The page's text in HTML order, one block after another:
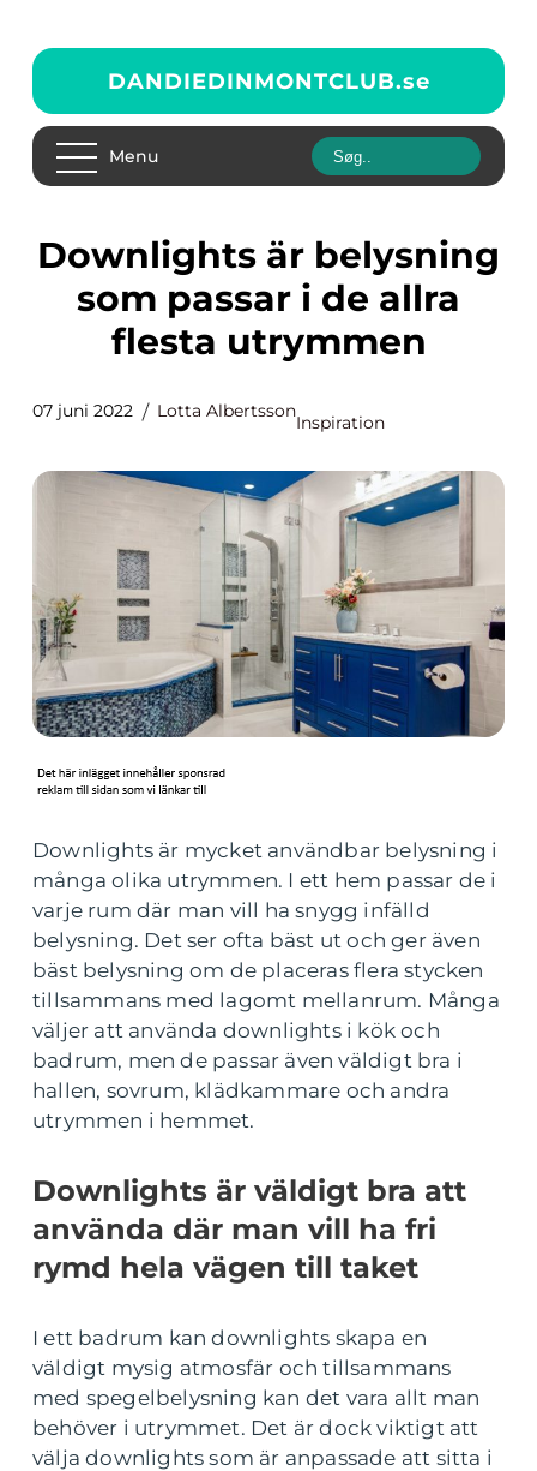
DANDIEDINMONTCLUB.se
Menu
Downlights är belysning
som passar i de allra
flesta utrymmen
07 juni 2022 Lotta Albertsson
Inspiration
Downlights är mycket användbar belysning i
många olika utrymmen. I ett hem passar de i
varje rum där man vill ha snygg infälld
belysning. Det ser ofta bäst ut och ger även
bäst belysning om de placeras flera stycken
tillsammans med lagomt mellanrum. Många
väljer att använda downlights i kök och
badrum, men de passar även väldigt bra i
hallen, sovrum, klädkammare och andra
utrymmen i hemmet.
Downlights är väldigt bra att
använda där man vill ha fri
rymd hela vägen till taket
I ett badrum kan downlights skapa en
väldigt mysig atmosfär och tillsammans
med spegelbelysning kan det vara allt man
behöver i utrymmet. Det är dock viktigt att
välja downlights som är anpassade att sitta i